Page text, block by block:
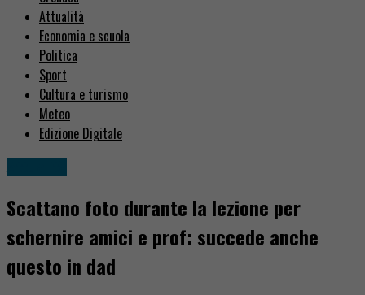
Attualità
Economia e scuola
Politica
Sport
Cultura e turismo
Meteo
Edizione Digitale
Scattano foto durante la lezione per
schernire amici e prof: succede anche
questo in dad